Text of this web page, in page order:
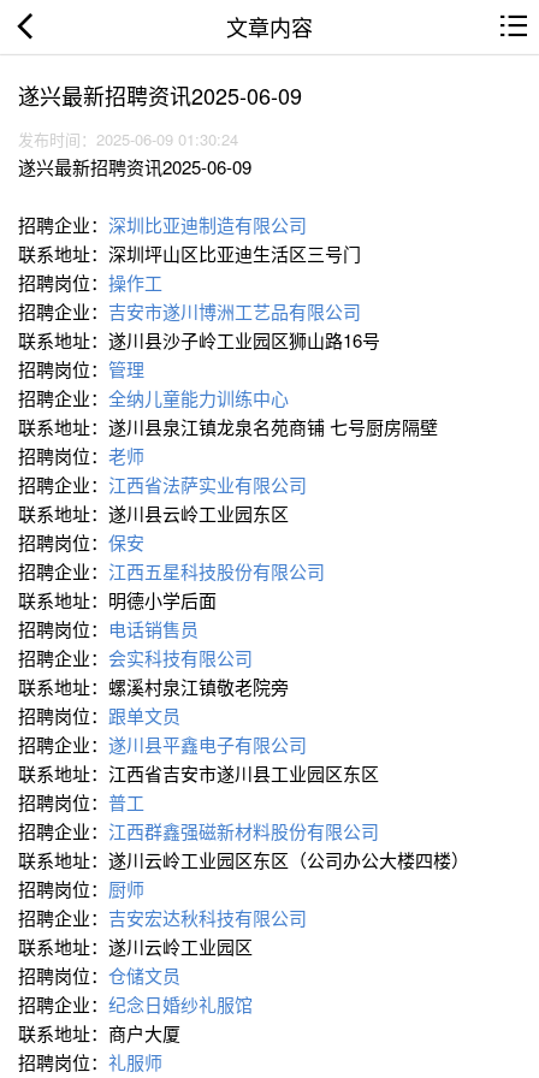
文章内容
遂兴最新招聘资讯2025-06-09
发布时间：2025-06-09 01:30:24
遂兴最新招聘资讯2025-06-09
招聘企业： 深圳比亚迪制造有限公司
联系地址：深圳坪山区比亚迪生活区三号门
招聘岗位： 操作工
招聘企业： 吉安市遂川博洲工艺品有限公司
联系地址：遂川县沙子岭工业园区狮山路16号
招聘岗位： 管理
招聘企业： 全纳儿童能力训练中心
联系地址：遂川县泉江镇龙泉名苑商铺 七号厨房隔壁
招聘岗位： 老师
招聘企业： 江西省法萨实业有限公司
联系地址：遂川县云岭工业园东区
招聘岗位： 保安
招聘企业： 江西五星科技股份有限公司
联系地址：明德小学后面
招聘岗位： 电话销售员
招聘企业： 会实科技有限公司
联系地址：螺溪村泉江镇敬老院旁
招聘岗位： 跟单文员
招聘企业： 遂川县平鑫电子有限公司
联系地址：江西省吉安市遂川县工业园区东区
招聘岗位： 普工
招聘企业： 江西群鑫强磁新材料股份有限公司
联系地址：遂川云岭工业园区东区（公司办公大楼四楼）
招聘岗位： 厨师
招聘企业： 吉安宏达秋科技有限公司
联系地址：遂川云岭工业园区
招聘岗位： 仓储文员
招聘企业： 纪念日婚纱礼服馆
联系地址：商户大厦
招聘岗位： 礼服师